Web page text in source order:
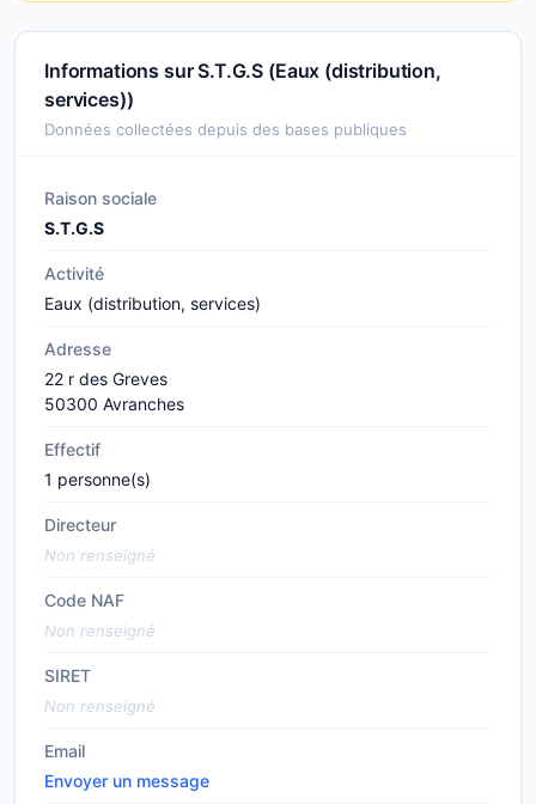
Informations sur S.T.G.S (Eaux (distribution,
services))
Données collectées depuis des bases publiques
Raison sociale
S.T.G.S
Activité
Eaux (distribution, services)
Adresse
22 r des Greves
50300 Avranches
Effectif
1 personne(s)
Directeur
Non renseigné
Code NAF
Non renseigné
SIRET
Non renseigné
Email
Envoyer un message